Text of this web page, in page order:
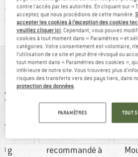
Tous les articles disponibles
Protection des acheteurs de
VUE
g
recommandé à
contre l'accès par les autorités. En cliquant sur «
acceptez que nous procédions de cette manière.
accepter les cookies à l’exception des cookies
veuillez cliquer ici. Cependant, vous pouvez
cookies à tout moment dans « Paramètres » et
catégories. Votre consentement est volontaire,
l’utilisation de ce site et peut être révoqué ou
tout moment dans « Paramètres des cookies »,
inférieure de notre site. Vous trouverez plus
risques des transferts vers des pays tiers, dans
protection des données.
PARAMÈTRES TOUT